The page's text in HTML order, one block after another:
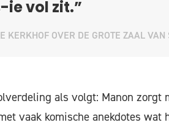
ie vol zit.”
KERKHOF OVER DE GROTE ZAAL
als volgt: Manon zorgt
vaak komische anekdotes wat